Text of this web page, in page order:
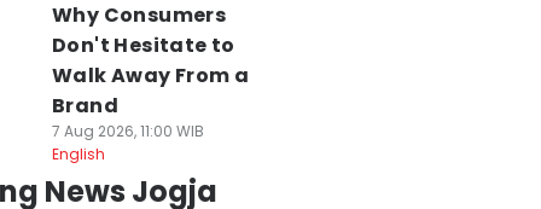
Why Consumers
Don't Hesitate to
Walk Away From a
Brand
7 Aug 2026, 11:00 WIB
English
News Jogja